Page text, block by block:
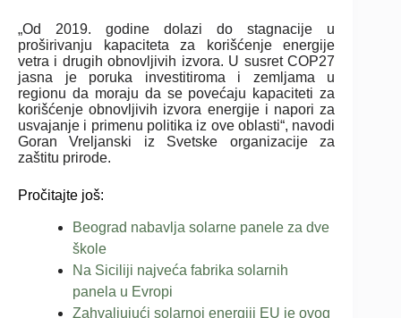
„Od 2019. godine dolazi do stagnacije u
proširivanju kapaciteta za korišćenje energije
vetra i drugih obnovljivih izvora. U susret COP27
jasna je poruka investitiroma i zemljama u
regionu da moraju da se povećaju kapaciteti za
korišćenje obnovljivih izvora energije i napori za
usvajanje i primenu politika iz ove oblasti“, navodi
Goran Vreljanski iz Svetske organizacije za
zaštitu prirode.
Pročitajte još:
Beograd nabavlja solarne panele za dve
škole
Na Siciliji najveća fabrika solarnih
panela u Evropi
Zahvaljujući solarnoj energiji EU je ovog